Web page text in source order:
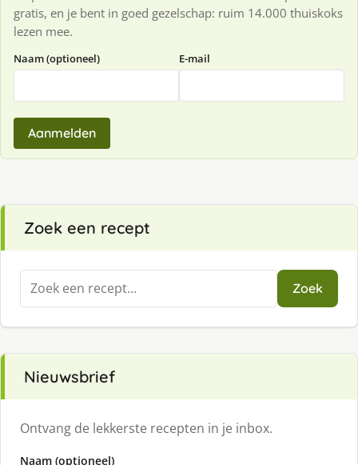
gratis, en je bent in goed gezelschap: ruim 14.000 thuiskoks
lezen mee.
Naam (optioneel) E-mail
Aanmelden
Zoek een recept
Zoeken
naar:
Zoek
Nieuwsbrief
Ontvang de lekkerste recepten in je inbox.
Naam (optioneel)